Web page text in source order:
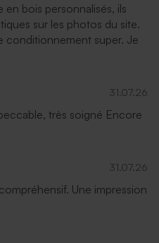
en bois personnalisés, ils
sur les photos du site.
conditionnement super. Je
31.07.26
très soigné Encore
31.07.26
Une impression